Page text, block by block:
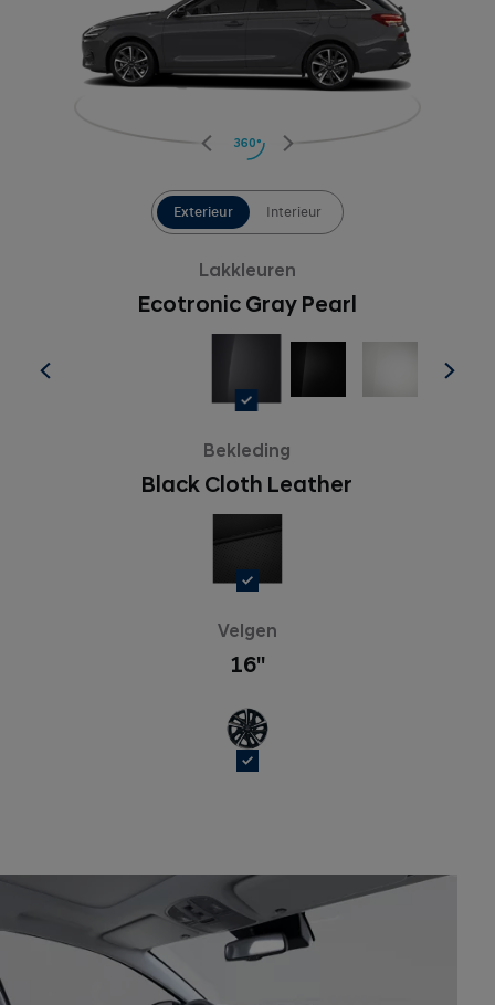
360°
Exterieur Interieur
Lakkleuren
Ecotronic Gray Pearl
Bekleding
Black Cloth Leather
Velgen
16''